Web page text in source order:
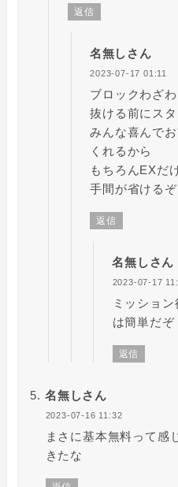
返信
名無しさん
2023-07-17 01:11
ブロックわざ
抜ける前にス
みんな喜んで
くれるから
もちろんEXだ
手間が省けるぞ
返信
名無しさん
2023-07-17
ミッショ
は簡単だぞ
返信
名無しさん
2023-07-16 11:32
まさに基本無料って感
きたな